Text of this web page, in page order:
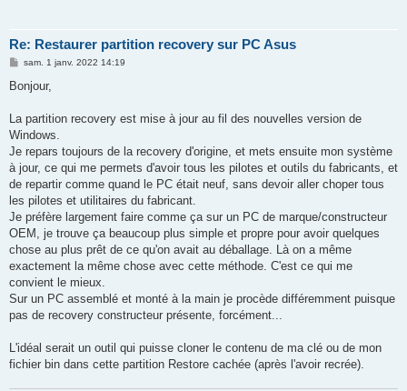
Re: Restaurer partition recovery sur PC Asus
M
s
g
sam. 1 janv. 2022 14:19
Bonjour,
La partition recovery est mise à jour au fil des nouvelles version de
Windows.
Je repars toujours de la recovery d'origine, et mets ensuite mon système
à jour, ce qui me permets d'avoir tous les pilotes et outils du fabricants, et
de repartir comme quand le PC était neuf, sans devoir aller choper tous
les pilotes et utilitaires du fabricant.
Je préfère largement faire comme ça sur un PC de marque/constructeur
OEM, je trouve ça beaucoup plus simple et propre pour avoir quelques
chose au plus prêt de ce qu'on avait au déballage. Là on a même
exactement la même chose avec cette méthode. C'est ce qui me
convient le mieux.
Sur un PC assemblé et monté à la main je procède différemment puisque
pas de recovery constructeur présente, forcément...
L'idéal serait un outil qui puisse cloner le contenu de ma clé ou de mon
fichier bin dans cette partition Restore cachée (après l'avoir recrée).